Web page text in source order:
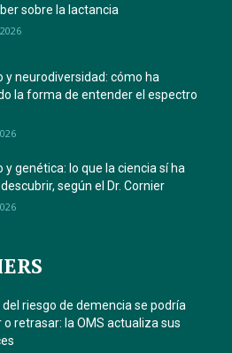
sobre la lactancia
y neurodiversidad: cómo ha
la forma de entender el espectro
y genética: lo que la ciencia sí ha
según el Dr. Cornier
del riesgo de demencia se podría
o retrasar: la OMS actualiza sus